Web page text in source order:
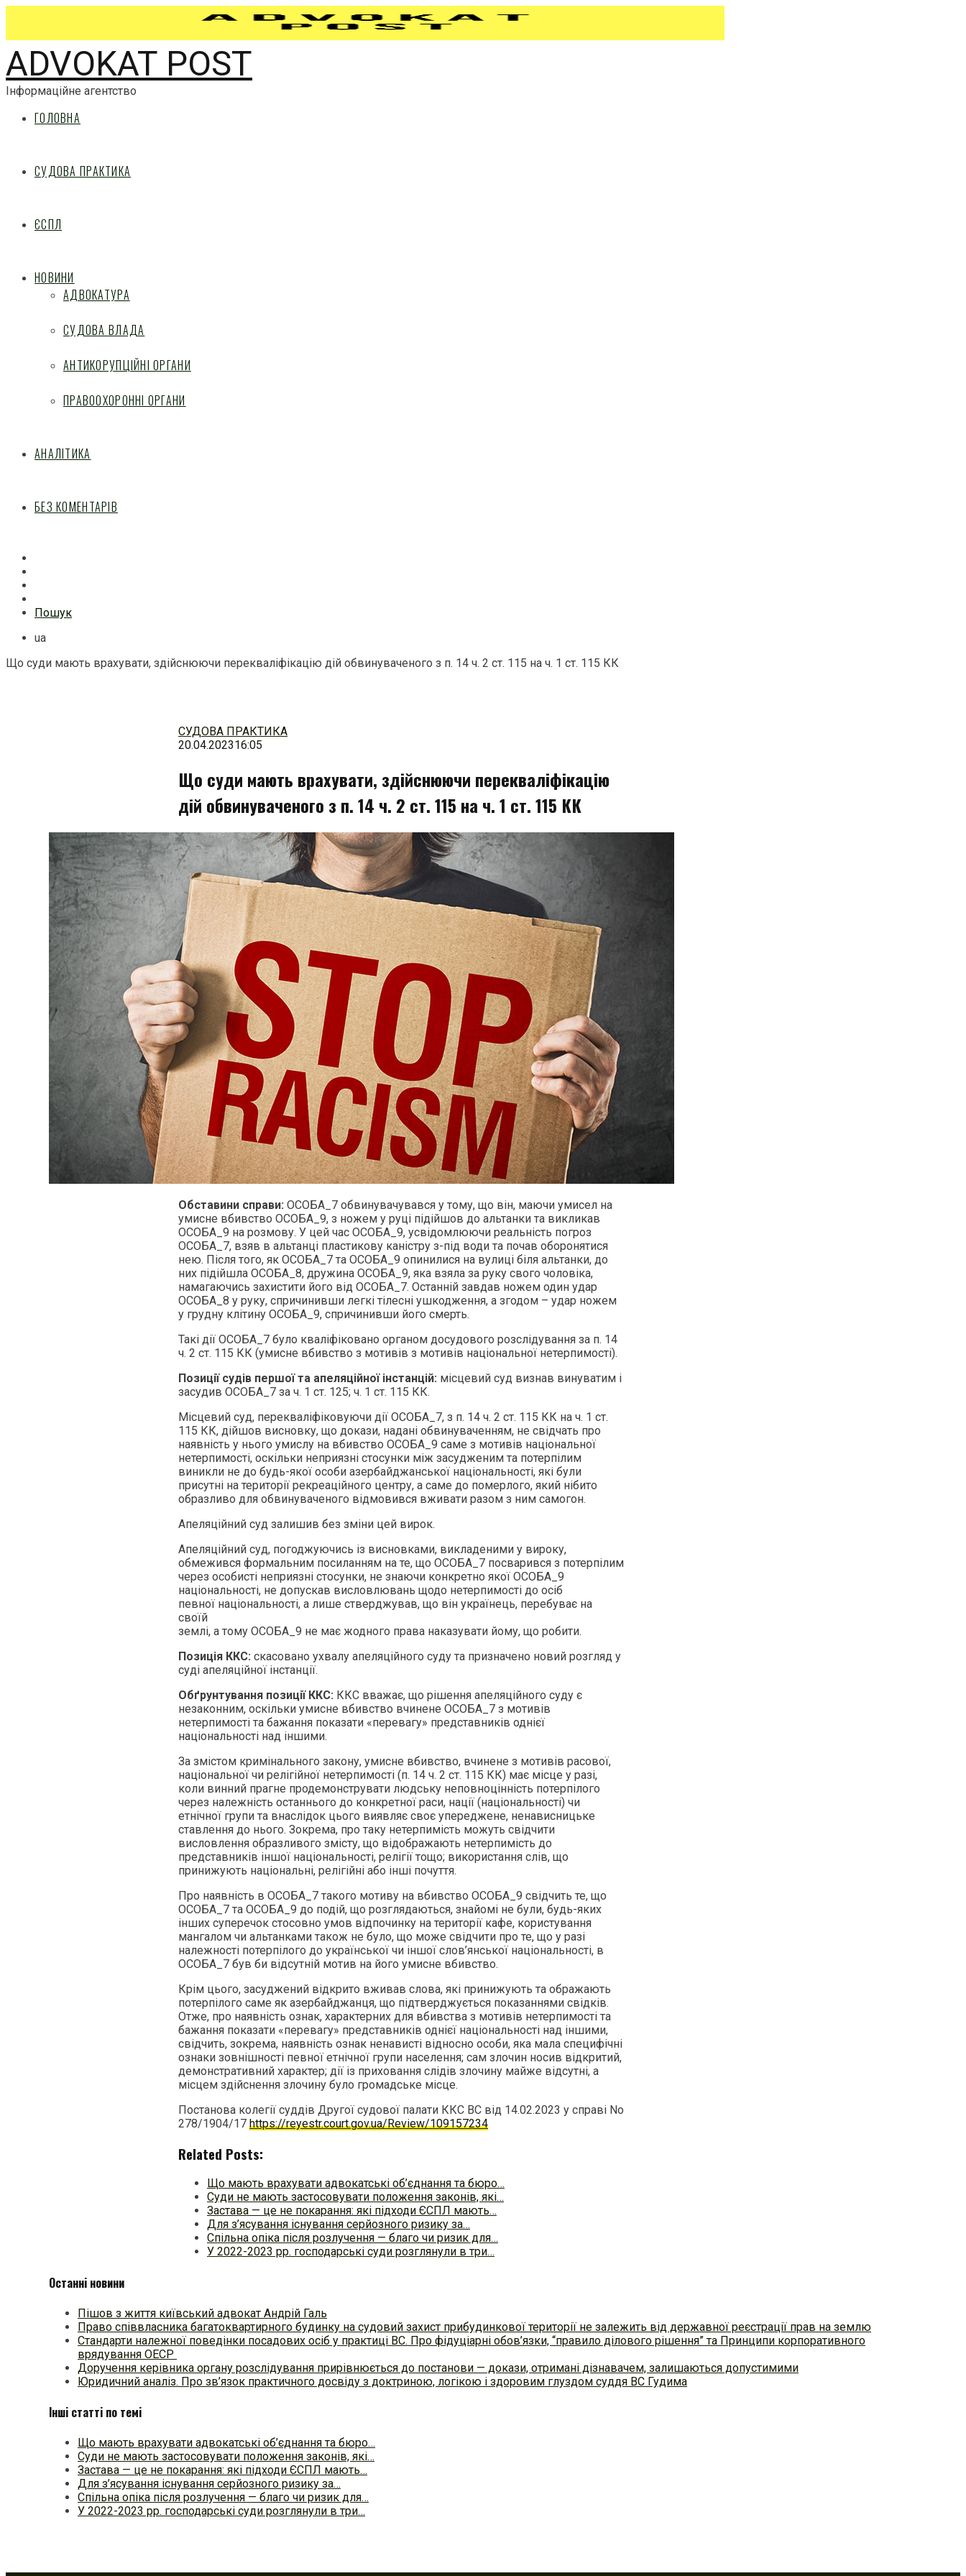
ADVOKAT POST
Інформаційне агентство
ГОЛОВНА
СУДОВА ПРАКТИКА
ЄСПЛ
НОВИНИ
АДВОКАТУРА
СУДОВА ВЛАДА
АНТИКОРУПЦІЙНІ ОРГАНИ
ПРАВООХОРОННІ ОРГАНИ
АНАЛІТИКА
БЕЗ КОМЕНТАРІВ
Пошук
ua
Що суди мають врахувати, здійснюючи перекваліфікацію дій обвинуваченого з п. 14 ч. 2 ст. 115 на ч. 1 ст. 115 КК
СУДОВА ПРАКТИКА
20.04.202316:05
Що суди мають врахувати, здійснюючи перекваліфікацію
дій обвинуваченого з п. 14 ч. 2 ст. 115 на ч. 1 ст. 115 КК
Обставини справи: ОСОБА_7 обвинувачувався у тому, що він, маючи умисел на
умисне вбивство ОСОБА_9, з ножем у руці підійшов до альтанки та викликав
ОСОБА_9 на розмову. У цей час ОСОБА_9, усвідомлюючи реальність погроз
ОСОБА_7, взяв в альтанці пластикову каністру з-під води та почав оборонятися
нею. Після того, як ОСОБА_7 та ОСОБА_9 опинилися на вулиці біля альтанки, до
них підійшла ОСОБА_8, дружина ОСОБА_9, яка взяла за руку свого чоловіка,
намагаючись захистити його від ОСОБА_7. Останній завдав ножем один удар
ОСОБА_8 у руку, спричинивши легкі тілесні ушкодження, а згодом – удар ножем
у грудну клітину ОСОБА_9, спричинивши його смерть.
Такі дії ОСОБА_7 було кваліфіковано органом досудового розслідування за п. 14
ч. 2 ст. 115 КК (умисне вбивство з мотивів з мотивів національної нетерпимості).
Позиції судів першої та апеляційної інстанцій: місцевий суд визнав винуватим і
засудив ОСОБА_7 за ч. 1 ст. 125; ч. 1 ст. 115 КК.
Місцевий суд, перекваліфіковуючи дії ОСОБА_7, з п. 14 ч. 2 ст. 115 КК на ч. 1 ст.
115 КК, дійшов висновку, що докази, надані обвинуваченням, не свідчать про
наявність у нього умислу на вбивство ОСОБА_9 саме з мотивів національної
нетерпимості, оскільки неприязні стосунки між засудженим та потерпілим
виникли не до будь-якої особи азербайджанської національності, які були
присутні на території рекреаційного центру, а саме до померлого, який нібито
образливо для обвинуваченого відмовився вживати разом з ним самогон.
Апеляційний суд залишив без зміни цей вирок.
Апеляційний суд, погоджуючись із висновками, викладеними у вироку,
обмежився формальним посиланням на те, що ОСОБА_7 посварився з потерпілим
через особисті неприязні стосунки, не знаючи конкретно якої ОСОБА_9
національності, не допускав висловлювань щодо нетерпимості до осіб
певної національності, а лише стверджував, що він українець, перебуває на
своїй
землі, а тому ОСОБА_9 не має жодного права наказувати йому, що робити.
Позиція ККС: скасовано ухвалу апеляційного суду та призначено новий розгляд у
суді апеляційної інстанції.
Обґрунтування позиції ККС: ККС вважає, що рішення апеляційного суду є
незаконним, оскільки умисне вбивство вчинене ОСОБА_7 з мотивів
нетерпимості та бажання показати «перевагу» представників однієї
національності над іншими.
За змістом кримінального закону, умисне вбивство, вчинене з мотивів расової,
національної чи релігійної нетерпимості (п. 14 ч. 2 ст. 115 КК) має місце у разі,
коли винний прагне продемонструвати людську неповноцінність потерпілого
через належність останнього до конкретної раси, нації (національності) чи
етнічної групи та внаслідок цього виявляє своє упереджене, ненависницьке
ставлення до нього. Зокрема, про таку нетерпимість можуть свідчити
висловлення образливого змісту, що відображають нетерпимість до
представників іншої національності, релігії тощо; використання слів, що
принижують національні, релігійні або інші почуття.
Про наявність в ОСОБА_7 такого мотиву на вбивство ОСОБА_9 свідчить те, що
ОСОБА_7 та ОСОБА_9 до подій, що розглядаються, знайомі не були, будь-яких
інших суперечок стосовно умов відпочинку на території кафе, користування
мангалом чи альтанками також не було, що може свідчити про те, що у разі
належності потерпілого до української чи іншої слов’янської національності, в
ОСОБА_7 був би відсутній мотив на його умисне вбивство.
Крім цього, засуджений відкрито вживав слова, які принижують та ображають
потерпілого саме як азербайджанця, що підтверджується показаннями свідків.
Отже, про наявність ознак, характерних для вбивства з мотивів нетерпимості та
бажання показати «перевагу» представників однієї національності над іншими,
свідчить, зокрема, наявність ознак ненависті відносно особи, яка мала специфічні
ознаки зовнішності певної етнічної групи населення; сам злочин носив відкритий,
демонстративний характер; дії із приховання слідів злочину майже відсутні, а
місцем здійснення злочину було громадське місце.
Постанова колегії суддів Другої судової палати ККС ВС від 14.02.2023 у справі No
278/1904/17 https://reyestr.court.gov.ua/Review/109157234
Related Posts:
Що мають врахувати адвокатські об’єднання та бюро…
Суди не мають застосовувати положення законів, які…
Застава — це не покарання: які підходи ЄСПЛ мають…
Для з’ясування існування серйозного ризику за…
Спільна опіка після розлучення — благо чи ризик для…
У 2022-2023 рр. господарські суди розглянули в три…
Останні новини
Пішов з життя київський адвокат Андрій Галь
Право співвласника багатоквартирного будинку на судовий захист прибудинкової території не залежить від державної реєстрації прав на землю
Стандарти належної поведінки посадових осіб у практиці ВC. Про фідуціарні обов’язки, “правило ділового рішення” та Принципи корпоративного
врядування ОЕСР
Доручення керівника органу розслідування прирівнюється до постанови — докази, отримані дізнавачем, залишаються допустимими
Юридичний аналіз. Про зв’язок практичного досвіду з доктриною, логікою і здоровим глуздом суддя ВС Гудима
Інші статті по темі
Що мають врахувати адвокатські об’єднання та бюро…
Суди не мають застосовувати положення законів, які…
Застава — це не покарання: які підходи ЄСПЛ мають…
Для з’ясування існування серйозного ризику за…
Спільна опіка після розлучення — благо чи ризик для…
У 2022-2023 рр. господарські суди розглянули в три…